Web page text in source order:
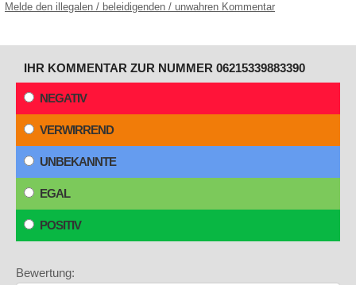
Melde den illegalen / beleidigenden / unwahren Kommentar
IHR KOMMENTAR ZUR NUMMER 06215339883390
NEGATIV
VERWIRREND
UNBEKANNTE
EGAL
POSITIV
Bewertung: